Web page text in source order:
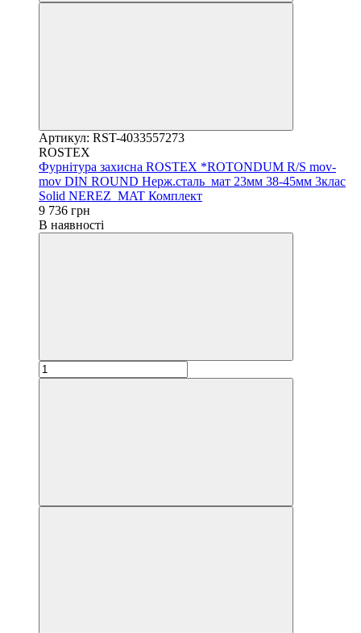
Артикул: RST-4033557273
ROSTEX
Фурнітура захисна ROSTEX *ROTONDUM R/S mov-
mov DIN ROUND Нерж.сталь_мат 23мм 38-45мм 3клас
Solid NEREZ_MAT Комплект
9 736 грн
В наявності